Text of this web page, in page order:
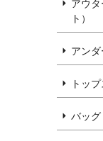
アウ
ト）
アン
トップ
バッグ